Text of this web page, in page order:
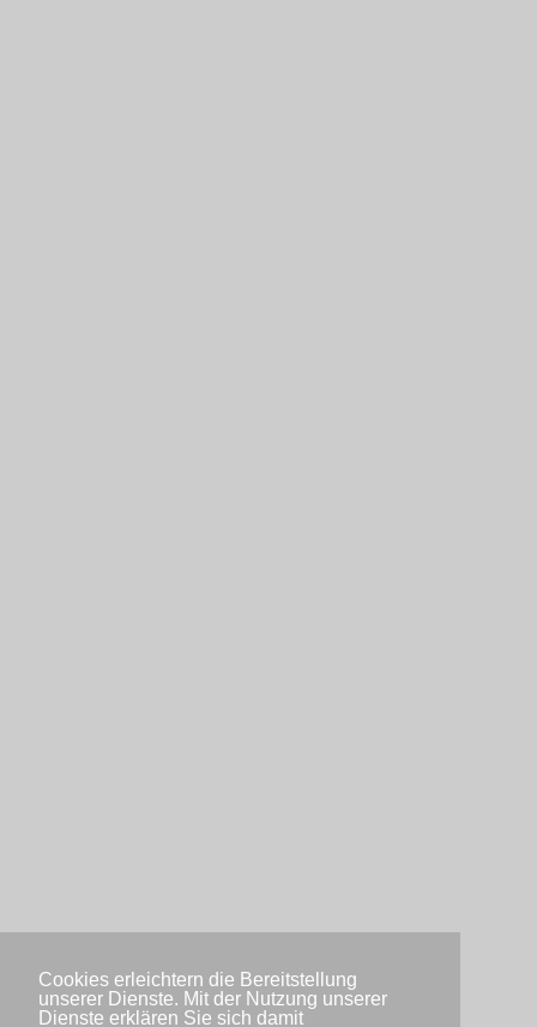
Cookies erleichtern die Bereitstellung
unserer Dienste. Mit der Nutzung unserer
Dienste erklären Sie sich damit